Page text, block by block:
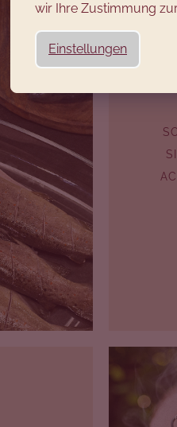
wir Ihre Zustimmung
Einstellungen